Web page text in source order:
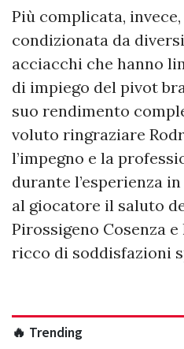
Più complicata,
condizionata da
acciacchi che hanno
di impiego del pivot
suo rendimento
voluto ringraziare
l’impegno e la
durante l’esperienza
al giocatore il saluto
Pirossigeno Cosenza
ricco di soddisfazioni
🔥 Trending